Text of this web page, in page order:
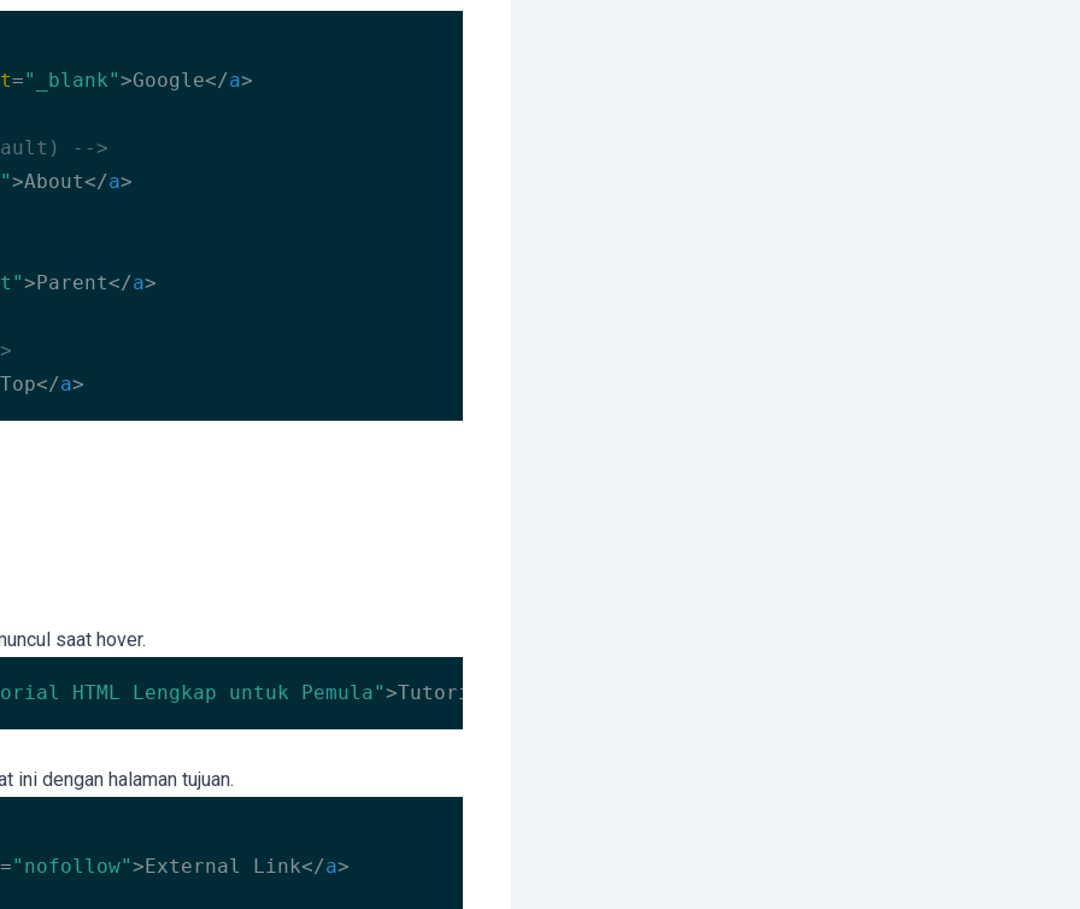
="_blank">Google</a>
-->
>About</a>
>Parent</a>
Top</a>
saat hover.
HTML Lengkap untuk Pemula">Tutorial HTML
ini dengan halaman tujuan.
="nofollow">External Link</a>